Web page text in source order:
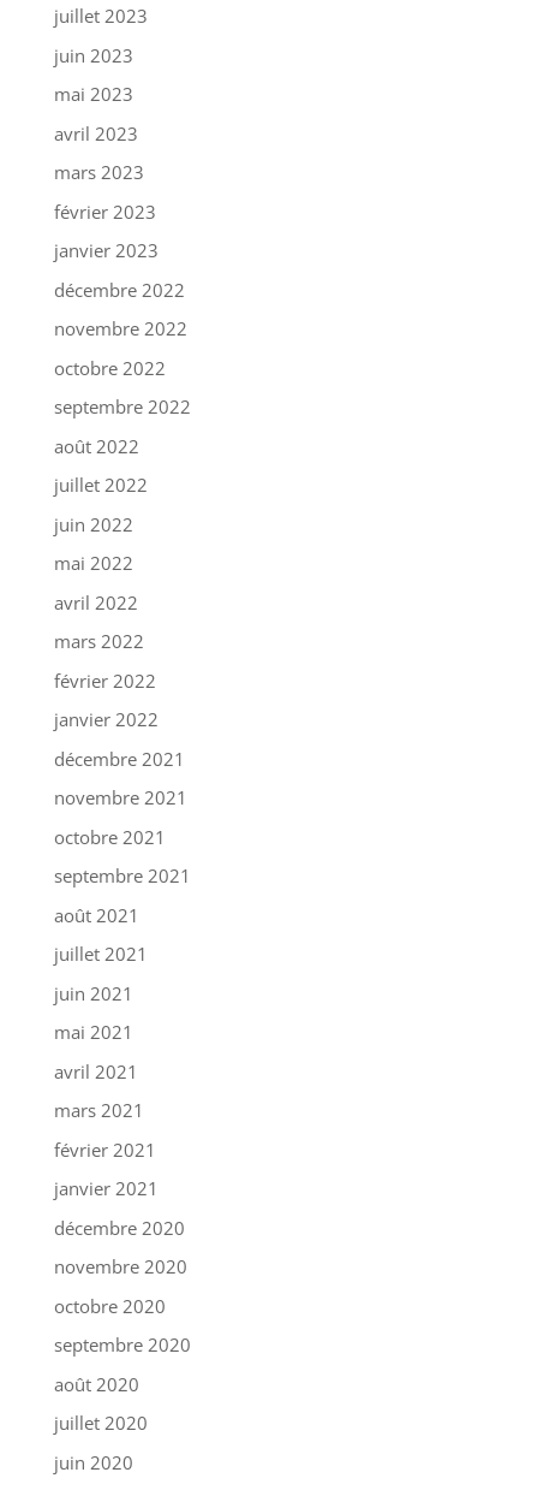
juillet 2023
juin 2023
mai 2023
avril 2023
mars 2023
février 2023
janvier 2023
décembre 2022
novembre 2022
octobre 2022
septembre 2022
août 2022
juillet 2022
juin 2022
mai 2022
avril 2022
mars 2022
février 2022
janvier 2022
décembre 2021
novembre 2021
octobre 2021
septembre 2021
août 2021
juillet 2021
juin 2021
mai 2021
avril 2021
mars 2021
février 2021
janvier 2021
décembre 2020
novembre 2020
octobre 2020
septembre 2020
août 2020
juillet 2020
juin 2020